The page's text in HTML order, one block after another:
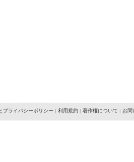
プライバシーポリシー | 利用規約 | 著作権について | お問